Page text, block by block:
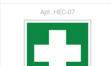
Арт. НЕС-07